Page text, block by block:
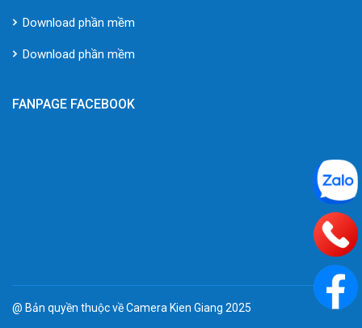
Download phần mềm
Download phần mềm
FANPAGE FACEBOOK
@ Bản quyền thuộc về Camera Kien Giang 2025